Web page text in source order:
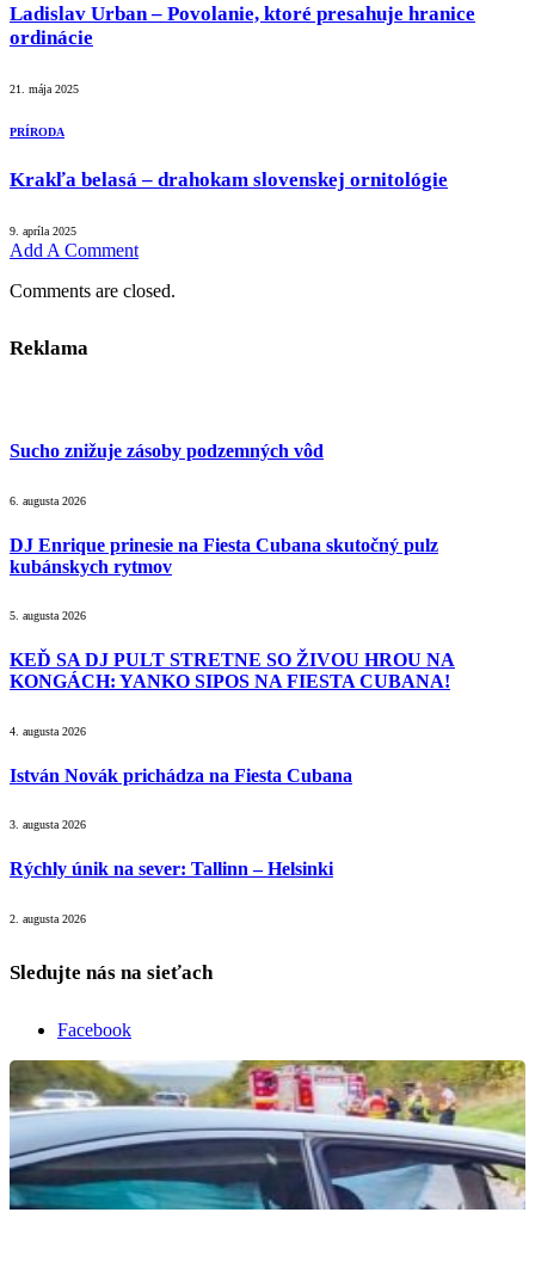
Ladislav Urban – Povolanie, ktoré presahuje hranice
ordinácie
21. mája 2025
PRÍRODA
Krakľa belasá – drahokam slovenskej ornitológie
9. apríla 2025
Add A Comment
Comments are closed.
Reklama
Sucho znižuje zásoby podzemných vôd
6. augusta 2026
DJ Enrique prinesie na Fiesta Cubana skutočný pulz
kubánskych rytmov
5. augusta 2026
KEĎ SA DJ PULT STRETNE SO ŽIVOU HROU NA
KONGÁCH: YANKO SIPOS NA FIESTA CUBANA!
4. augusta 2026
István Novák prichádza na Fiesta Cubana
3. augusta 2026
Rýchly únik na sever: Tallinn – Helsinki
2. augusta 2026
Sledujte nás na sieťach
Facebook